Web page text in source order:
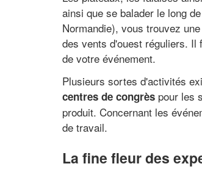
ainsi que se balader le long
Normandie), vous trouvez
des vents d'ouest réguliers. Il
de votre événement.
Plusieurs sortes d'activités
centres de congrès pour les
produit. Concernant les
de travail.
La fine fleur des